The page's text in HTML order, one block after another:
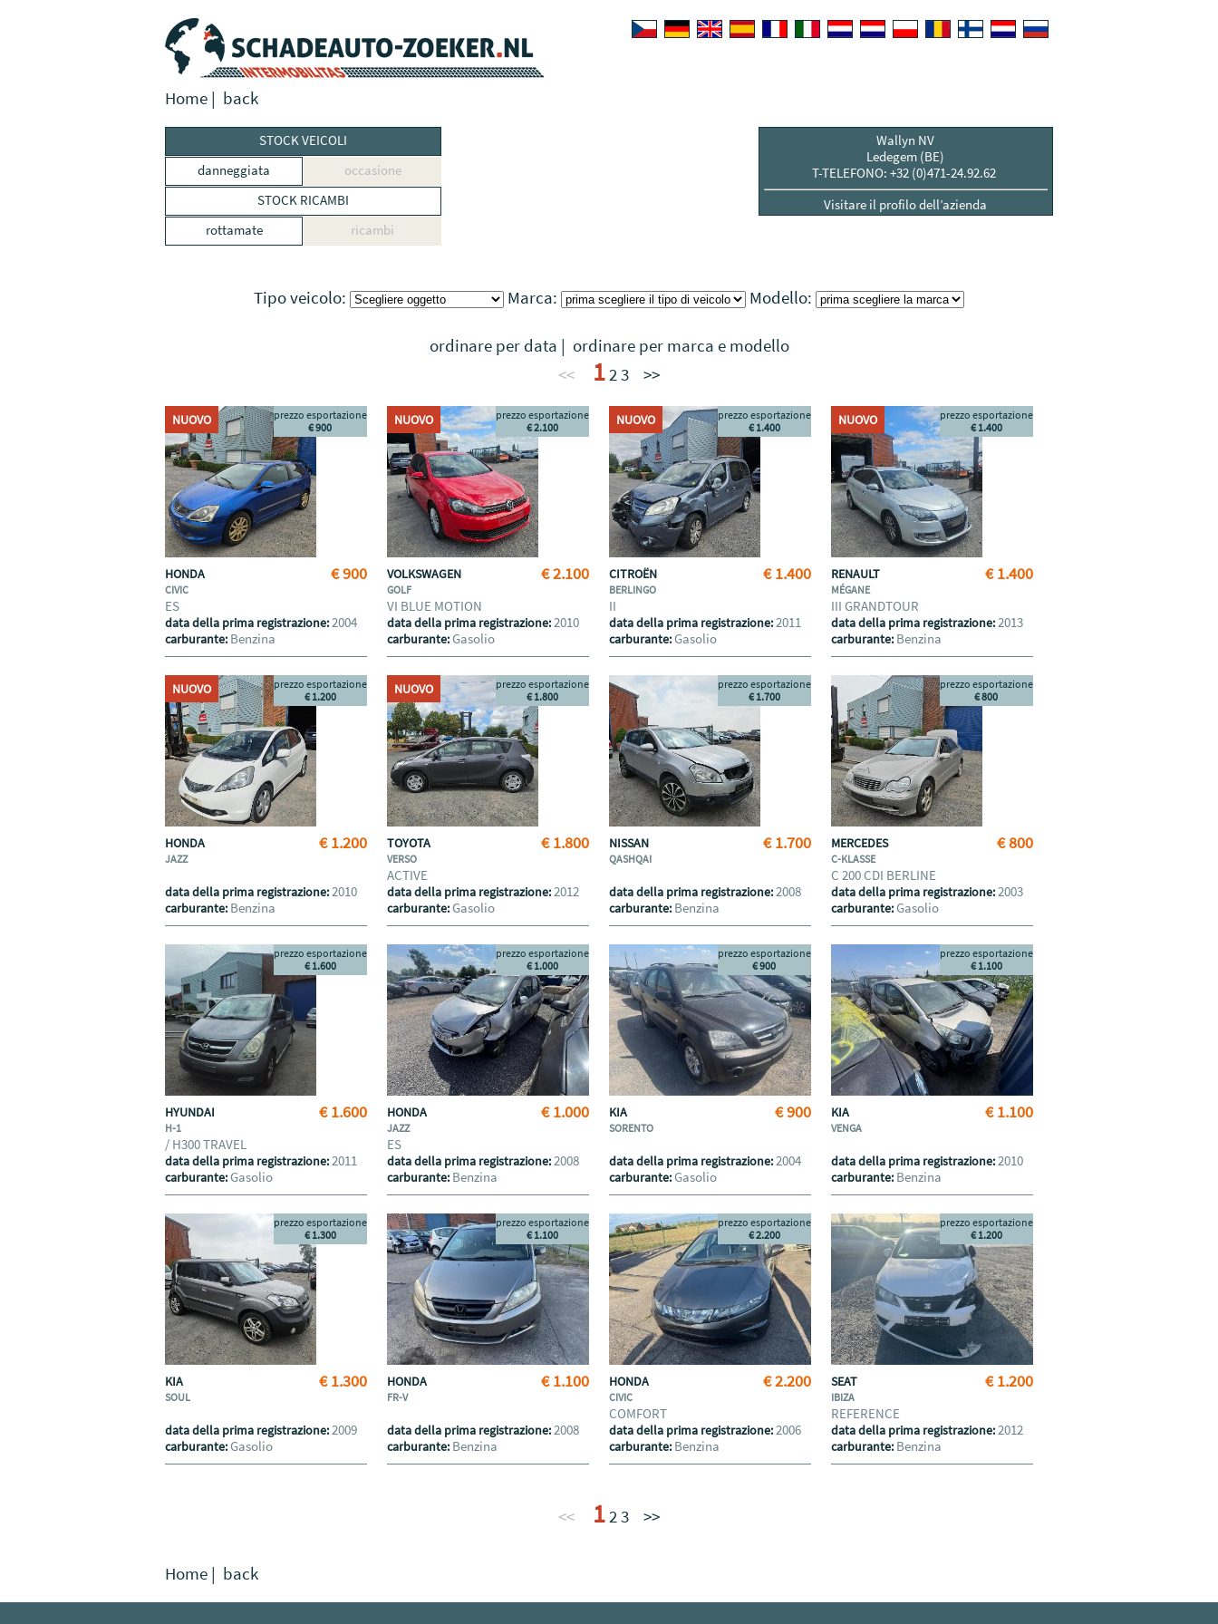
Home | back
STOCK VEICOLI
danneggiata
occasione
STOCK RICAMBI
rottamate
ricambi
Wallyn NV
Ledegem (BE)
T-TELEFONO: +32 (0)471-24.92.62
Visitare il profilo dell’azienda
Tipo veicolo: Marca: Modello:
ordinare per data | ordinare per marca e modello
<<
123 >>
NUOVO
€ 900
prezzo esportazione
€ 900
HONDA
CIVIC
ES
data della prima registrazione:2004
carburante: Benzina
NUOVO
€ 2.100
prezzo esportazione
€ 2.100
VOLKSWAGEN
GOLF
VI BLUE MOTION
data della prima registrazione:2010
carburante:Gasolio
NUOVO
€ 1.400
prezzo esportazione
€ 1.400
CITROËN
BERLINGO
II
data della prima registrazione:2011
carburante:Gasolio
NUOVO
€ 1.400
prezzo esportazione
€ 1.400
RENAULT
MÉGANE
III GRANDTOUR
data della prima registrazione:2013
carburante: Benzina
NUOVO
€ 1.200
prezzo esportazione
€ 1.200
HONDA
JAZZ
data della prima registrazione:2010
carburante: Benzina
NUOVO
€ 1.800
prezzo esportazione
€ 1.800
TOYOTA
VERSO
ACTIVE
data della prima registrazione:2012
carburante:Gasolio
€ 1.700
prezzo esportazione
€ 1.700
NISSAN
QASHQAI
data della prima registrazione:2008
carburante: Benzina
€ 800
prezzo esportazione
€ 800
MERCEDES
C-KLASSE
C 200 CDI BERLINE
data della prima registrazione:2003
carburante:Gasolio
€ 1.600
prezzo esportazione
€ 1.600
HYUNDAI
H-1
/ H300 TRAVEL
data della prima registrazione:2011
carburante:Gasolio
€ 1.000
prezzo esportazione
€ 1.000
HONDA
JAZZ
ES
data della prima registrazione:2008
carburante: Benzina
€ 900
prezzo esportazione
€ 900
KIA
SORENTO
data della prima registrazione:2004
carburante:Gasolio
€ 1.100
prezzo esportazione
€ 1.100
KIA
VENGA
data della prima registrazione:2010
carburante: Benzina
€ 1.300
prezzo esportazione
€ 1.300
KIA
SOUL
data della prima registrazione:2009
carburante:Gasolio
€ 1.100
prezzo esportazione
€ 1.100
HONDA
FR-V
data della prima registrazione:2008
carburante: Benzina
€ 2.200
prezzo esportazione
€ 2.200
HONDA
CIVIC
COMFORT
data della prima registrazione:2006
carburante: Benzina
€ 1.200
prezzo esportazione
€ 1.200
SEAT
IBIZA
REFERENCE
data della prima registrazione:2012
carburante: Benzina
<< 123 >>
Home | back